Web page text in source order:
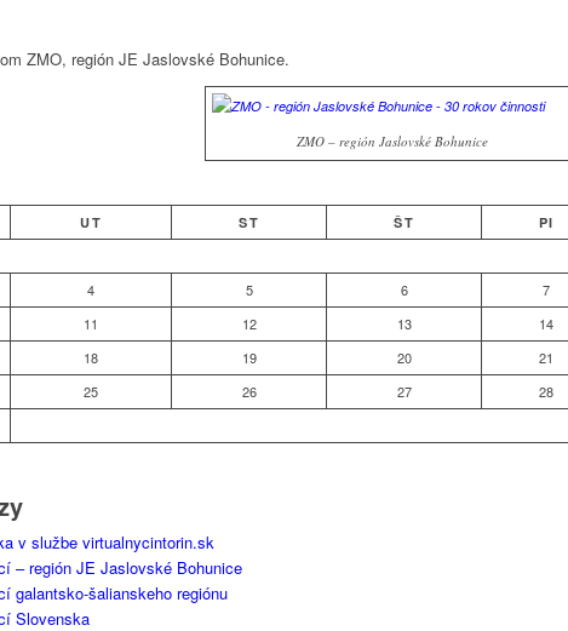
ZMO, región JE Jaslovské Bohunice.
ZMO – región Jaslovské Bohunice
UT ST ŠT PI
4 5 6 7
11 12 13 14
18 19 20 21
25 26 27 28
v službe virtualnycintorin.sk
– región JE Jaslovské Bohunice
galantsko-šalianskeho regiónu
Slovenska